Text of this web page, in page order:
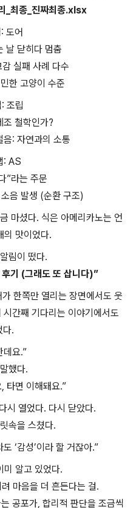
_최종_진짜최종.xlsx
도어
날 닫히다 멈춤
실패 사례 다수
한 고양이 수준
조립
조 철학인가?
: 자연과의 소통
: AS
”라는 주문
음 발생 (순환 구조)
마셨다. 식은 아메리카노는 언
의 맛이었다.
림이 떴다.
기 (그래도 또 삽니다)”
한쪽만 열리는 장면에서도 웃
간째 기다리는 이야기에서도
다.
데요.”
했다.
타면 이해돼요.”
시 열었다. 다시 닫았다.
속을 스쳤다.
‘감성’이라 할 거잖아.”
미 알고 있었다.
마음을 더 흔든다는 걸.
공포가, 합리적 판단을 조금씩